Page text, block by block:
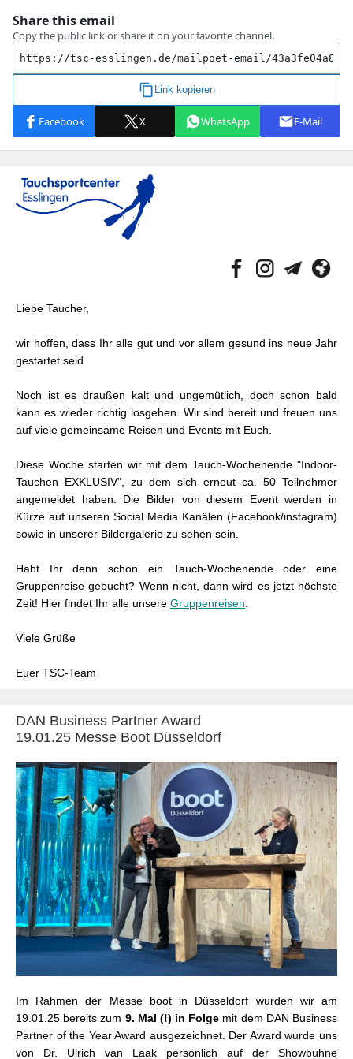
Liebe Taucher,
wir hoffen, dass Ihr alle gut und vor allem gesund ins neue Jahr
gestartet seid.
Noch ist es draußen kalt und ungemütlich, doch schon bald
kann es wieder richtig losgehen. Wir sind bereit und freuen uns
auf viele gemeinsame Reisen und Events mit Euch.
Diese Woche starten wir mit dem Tauch-Wochenende "Indoor-
Tauchen EXKLUSIV", zu dem sich erneut ca. 50 Teilnehmer
angemeldet haben. Die Bilder von diesem Event werden in
Kürze auf unseren Social Media Kanälen (Facebook/instagram)
sowie in unserer Bildergalerie zu sehen sein.
Habt Ihr denn schon ein Tauch-Wochenende oder eine
Gruppenreise gebucht? Wenn nicht, dann wird es jetzt höchste
Zeit! Hier findet Ihr alle unsere Gruppenreisen
Viele Grüße
Euer TSC-Team
DAN Business Partner Award
19.01.25 Messe Boot Düsseldorf
Im Rahmen der Messe boot in Düsseldorf wurden wir am
19.01.25 bereits zum 9. Mal (!) in Folge mit dem DAN Business
Partner of the Year Award ausgezeichnet. Der Award wurde uns
von Dr. Ulrich van Laak persönlich auf der Showbühne